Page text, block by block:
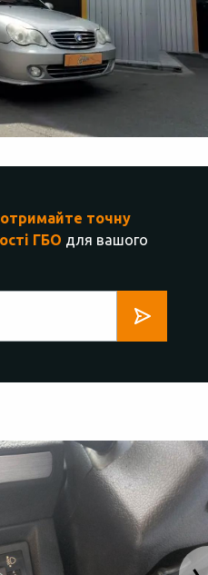
отримайте точну
ГБО для вашого